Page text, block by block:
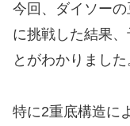
今回、ダイソー
に挑戦した結果
とがわかりました
特に2重底構造に